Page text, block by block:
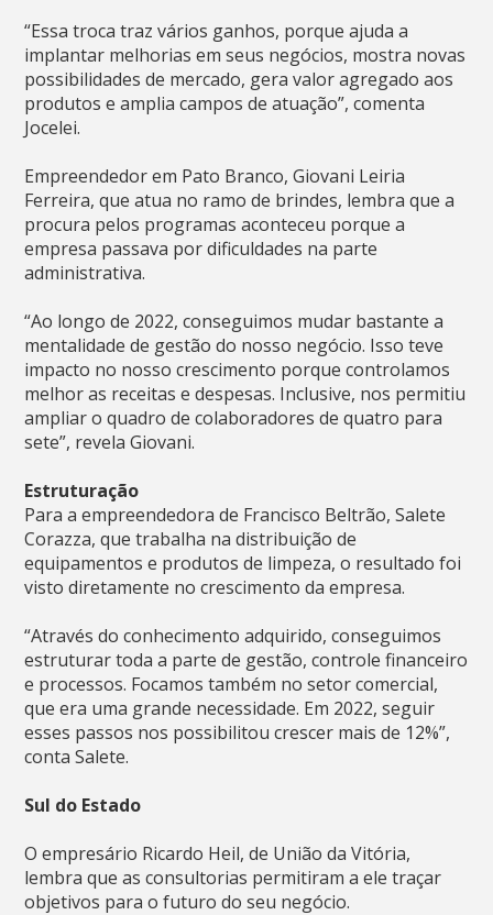
“Essa troca traz vários ganhos, porque ajuda a
implantar melhorias em seus negócios, mostra novas
possibilidades de mercado, gera valor agregado aos
produtos e amplia campos de atuação”, comenta
Jocelei.
Empreendedor em Pato Branco, Giovani Leiria
Ferreira, que atua no ramo de brindes, lembra que a
procura pelos programas aconteceu porque a
empresa passava por dificuldades na parte
administrativa.
“Ao longo de 2022, conseguimos mudar bastante a
mentalidade de gestão do nosso negócio. Isso teve
impacto no nosso crescimento porque controlamos
melhor as receitas e despesas. Inclusive, nos permitiu
ampliar o quadro de colaboradores de quatro para
sete”, revela Giovani.
Estruturação
Para a empreendedora de Francisco Beltrão, Salete
Corazza, que trabalha na distribuição de
equipamentos e produtos de limpeza, o resultado foi
visto diretamente no crescimento da empresa.
“Através do conhecimento adquirido, conseguimos
estruturar toda a parte de gestão, controle financeiro
e processos. Focamos também no setor comercial,
que era uma grande necessidade. Em 2022, seguir
esses passos nos possibilitou crescer mais de 12%”,
conta Salete.
Sul do Estado
O empresário Ricardo Heil, de União da Vitória,
lembra que as consultorias permitiram a ele traçar
objetivos para o futuro do seu negócio.